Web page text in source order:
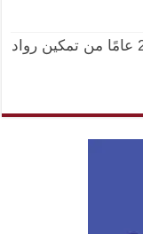
أورنچ مصر وإيناكتس: 20 عامًا من تمكين رواد